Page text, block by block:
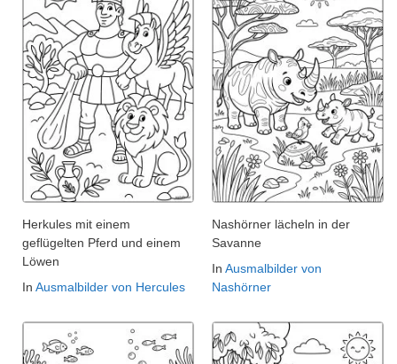
Herkules mit einem
geflügelten Pferd und einem
Löwen
In Ausmalbilder von Hercules
Nashörner lächeln in der
Savanne
In Ausmalbilder von
Nashörner